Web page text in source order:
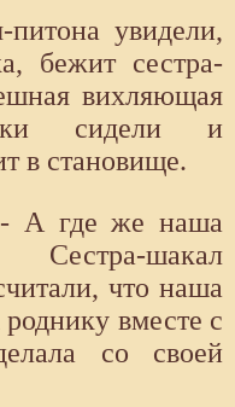
увидели,
бежит сестра-
вихляющая
сидели и
в становище.
А где же наша
Сестра-шакал
что наша
вместе с
со своей